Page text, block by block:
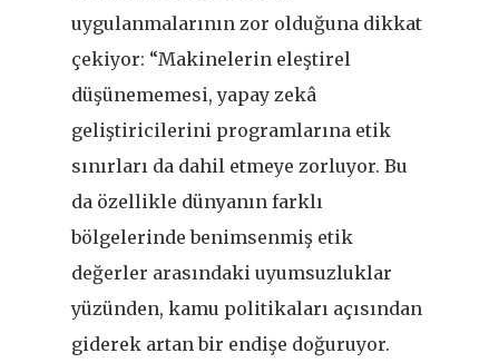
uygulanmalarının zor olduğuna dikkat
çekiyor: “Makinelerin eleştirel
düşünememesi, yapay zekâ
geliştiricilerini programlarına etik
sınırları da dahil etmeye zorluyor. Bu
da özellikle dünyanın farklı
bölgelerinde benimsenmiş etik
değerler arasındaki uyumsuzluklar
yüzünden, kamu politikaları açısından
giderek artan bir endişe doğuruyor.